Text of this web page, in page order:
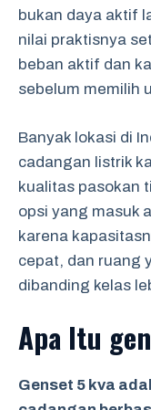
bukan daya aktif
nilai praktisnya
beban aktif dan
sebelum memilih
Banyak lokasi di
cadangan listrik
kualitas pasokan
opsi yang masuk
karena
cepat, dan ruang
dibanding kelas
Apa Itu
Genset 5 kva